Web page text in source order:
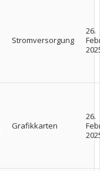
Stromversorgung
26.
Grafikkarten
26.